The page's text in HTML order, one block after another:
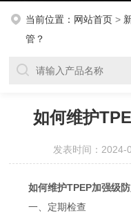
当前位置： 网站首页 >
管？
如何维护
发表时间：2024-
如何维护TPEP加强级
一、定期检查